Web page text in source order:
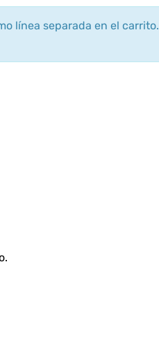
línea separada en el